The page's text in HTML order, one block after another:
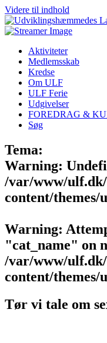
Videre til indhold
Aktiviteter
Medlemsskab
Kredse
Om ULF
ULF Ferie
Udgivelser
FOREDRAG &
Søg
Tema:
Warning:
/var/www/
content/themes/
Warning:
"cat_name" on
/var/www/
content/themes/
Tør vi tale om